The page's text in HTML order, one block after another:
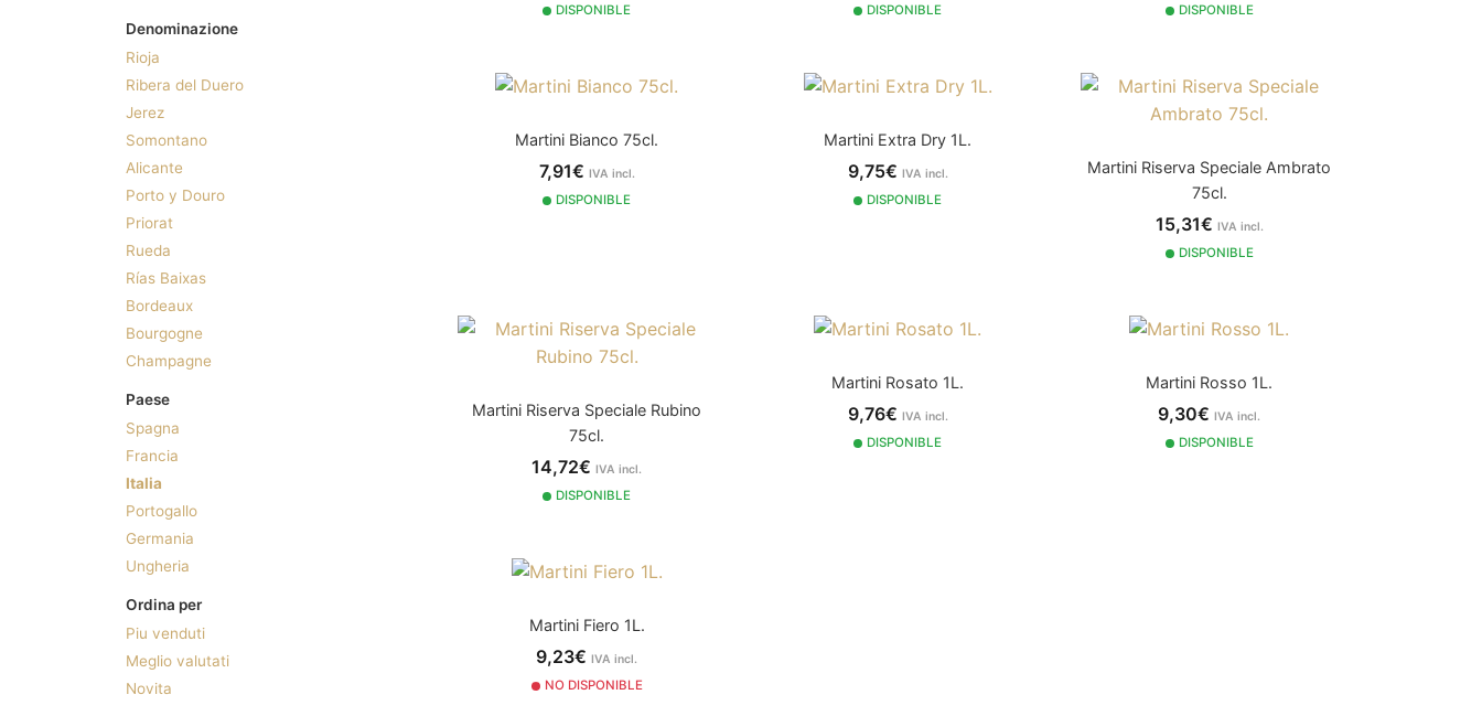
Denominazione
Rioja
Ribera del Duero
Jerez
Somontano
Alicante
Porto y Douro
Priorat
Rueda
Rías Baixas
Bordeaux
Bourgogne
Champagne
Paese
Spagna
Francia
Italia
Portogallo
Germania
Ungheria
Ordina per
Piu venduti
Meglio valutati
Novita
DISPONIBLE DISPONIBLE DISPONIBLE
Martini Bianco 75cl.
7,91€ IVA incl.
DISPONIBLE
Martini Extra Dry 1L.
9,75€ IVA incl.
DISPONIBLE
Martini Riserva Speciale Ambrato
75cl.
15,31€ IVA incl.
DISPONIBLE
Martini Riserva Speciale Rubino
75cl.
14,72€IVA incl.
DISPONIBLE
Martini Rosato 1L.
9,76€ IVA incl.
DISPONIBLE
Martini Rosso 1L.
9,30€IVA incl.
DISPONIBLE
Martini Fiero 1L.
9,23€IVA incl.
NO DISPONIBLE